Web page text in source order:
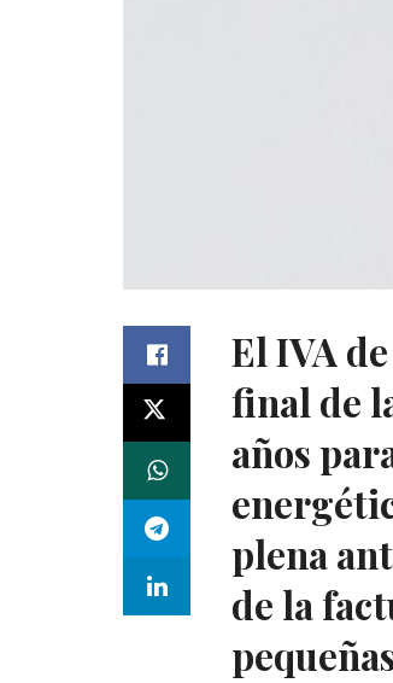
El IVA
final de
años
plena
de la